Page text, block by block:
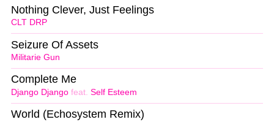
CLT DRP
Nothing Clever, Just Feelings
Militarie Gun
Seizure Of Assets
Django Django feat. Self Esteem
Complete Me
World (Echosystem Remix)